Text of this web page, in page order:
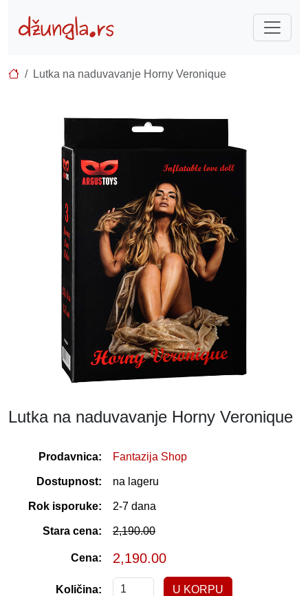
Lutka na naduvavanje Horny Veronique
Lutka na naduvavanje Horny Veronique
Prodavnica: Fantazija Shop
Dostupnost: na lageru
Rok isporuke: 2-7 dana
Stara cena: 2,190.00
Cena: 2,190.00
Količina: